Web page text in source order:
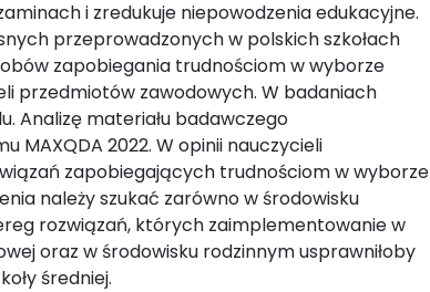
i zredukuje niepowodzenia edukacyjne.
przeprowadzonych w polskich szkołach
zapobiegania trudnościom w wyborze
przedmiotów zawodowych. W badaniach
Analizę materiału badawczego
2022. W opinii nauczycieli
zapobiegających trudnościom w wyborze
należy szukać zarówno w środowisku
rozwiązań, których zaimplementowanie w
oraz w środowisku rodzinnym usprawniłoby
średniej.